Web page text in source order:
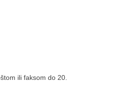
ili faksom do 20.